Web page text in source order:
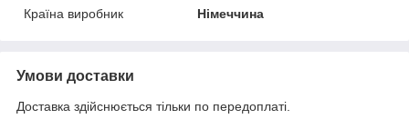
Країна виробник
Німеччина
Умови доставки
Доставка здійснюється тільки по передоплаті.